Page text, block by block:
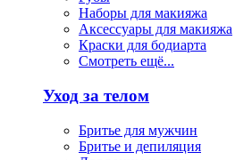
Наборы для макияжа
Аксессуары для макияжа
Краски для бодиарта
Смотреть ещё...
Уход за телом
Бритье для мужчин
Бритье и депиляция